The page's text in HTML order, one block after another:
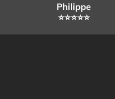
Philippe
⭐️⭐️⭐️⭐️⭐️